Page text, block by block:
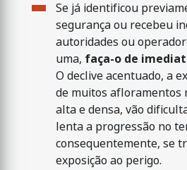
Se já identificou
segurança ou recebeu
autoridades ou
uma, faça-o de
O declive acentuado, a
de muitos afloramentos
alta e densa, vão
lenta a progressão no
consequentemente, se
exposição ao perigo.